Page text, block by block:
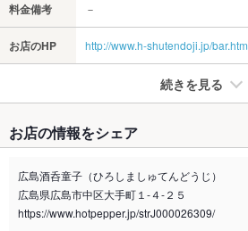
料金備考 －
お店のHP http://www.h-shutendoji.jp/bar.htm
続きを見る
禁煙・喫煙
全席禁煙
いますのでお願いします。
喫煙専用室 なし
お店の情報をシェア
広島酒呑童子（ひろしましゅてんどうじ）
広島県広島市中区大手町１-４-２５
https://www.hotpepper.jp/strJ000026309/